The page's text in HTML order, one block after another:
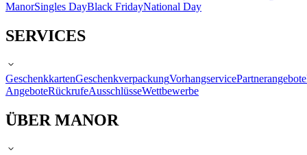
ManorSingles DayBlack FridayNational Day
SERVICES
GeschenkkartenGeschenkverpackungVorhangservicePartnerangebote
AngeboteRückrufeAusschlüsseWettbewerbe
ÜBER MANOR